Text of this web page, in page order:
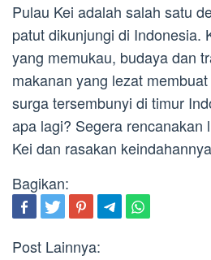
Pulau Kei adalah salah satu
patut dikunjungi di Indonesia.
yang memukau, budaya dan
makanan yang lezat
surga tersembunyi di timur
apa lagi? Segera rencanakan
Kei dan rasakan
Bagikan:
Post Lainnya: